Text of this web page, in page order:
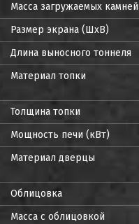
Масса загружаемых камней
Размер экрана (ШхВ)
Длина выносного тоннеля
Материал топки
Толщина топки
Мощность печи (кВт)
Материал дверцы
Облицовка
Масса с облицовкой